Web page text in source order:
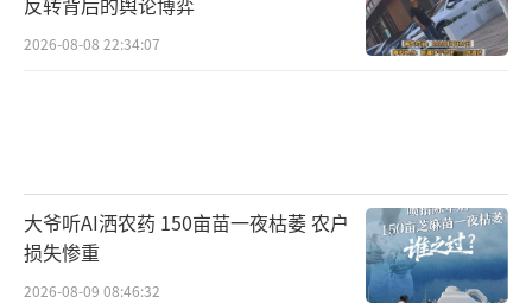
2026-08-08 22:34:07
大爷听AI洒农药 150亩苗一夜枯萎 农户
损失惨重
2026-08-09 08:46:32